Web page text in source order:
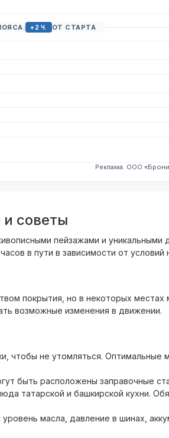
+2 Ч. ОТ СТАРТА
Реклама. ООО
советы
пейзажами и
в пути в зависимости от условий
покрытия, но в некоторых местах
возможные изменения в движении.
чтобы не утомляться.
быть расположены заправочные
татарской и башкирской кухни.
масла, давление в шинах,